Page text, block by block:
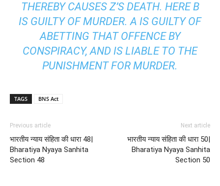
THEREBY CAUSES Z’S DEATH. HERE B
IS GUILTY OF MURDER. A IS GUILTY OF
ABETTING THAT OFFENCE BY
CONSPIRACY, AND IS LIABLE TO THE
PUNISHMENT FOR MURDER.
TAGS BNS Act
Previous article
भारतीय न्याय संहिता की धारा 48|
Bharatiya Nyaya Sanhita
Section 48
Next article
भारतीय न्याय संहिता की धारा 50|
Bharatiya Nyaya Sanhita
Section 50